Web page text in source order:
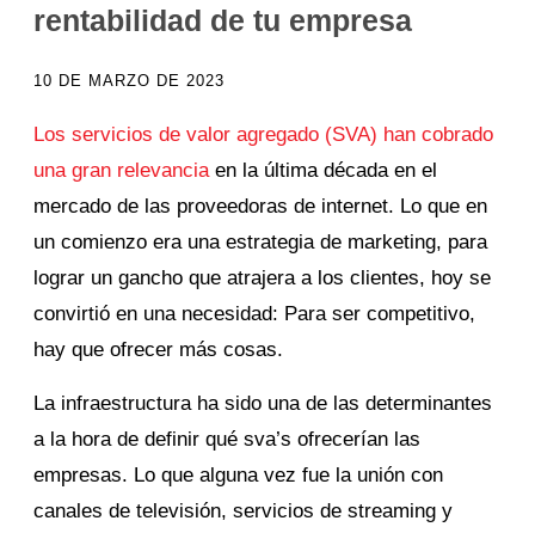
rentabilidad de tu empresa
10 DE MARZO DE 2023
Los servicios de valor agregado (SVA) han cobrado
una gran relevanciaen la última década en el
mercado de las proveedoras de internet. Lo que en
un comienzo era una estrategia de marketing, para
lograr un gancho que atrajera a los clientes, hoy se
convirtió en una necesidad: Para ser competitivo,
hay que ofrecer más cosas.
La infraestructura ha sido una de las determinantes
a la hora de definir qué sva’s ofrecerían las
empresas. Lo que alguna vez fue la unión con
canales de televisión, servicios de streaming y